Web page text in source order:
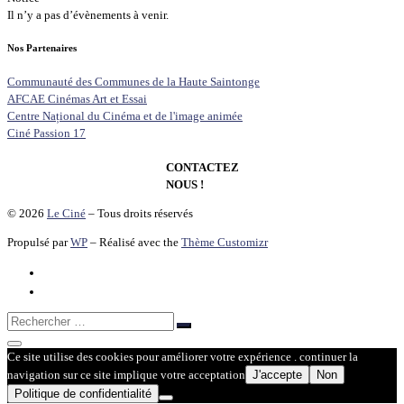
Il n’y a pas d’évènements à venir.
Nos Partenaires
Communauté des Communes de la Haute Saintonge
AFCAE Cinémas Art et Essai
Centre Național du Cinéma et de l'image animée
Ciné Passion 17
CONTACTEZ
NOUS !
© 2026 Le Ciné – Tous droits réservés
Propulsé parWP – Réalisé avec the Thème Customizr
Rechercher
Rechercher
Ce site utilise des cookies pour améliorer votre expérience . continuer la
navigation sur ce site implique votre acceptation J'accepte
Non
Politique de confidentialité